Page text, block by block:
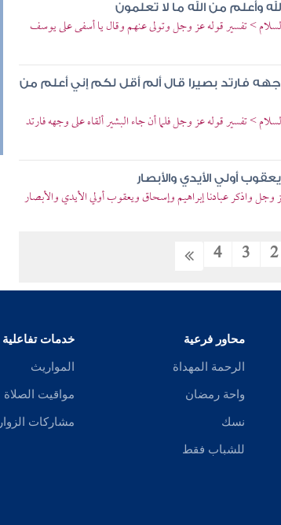
وأعلم من الله ما لا تعلمون
> تفسير قوله عز وجل وتولى عنهم وقال يا أسفى على يوسف
فارتد بصيرا قال ألم أقل لكم إني أعلم من
> تفسير قوله عز وجل فلما أن جاء البشير ألقاه على وجهه فارتد
أولي الأيدي والأبصار
واذكر عبادنا إبراهيم وإسحاق ويعقوب أولي الأيدي والأبصار
2
3
4
محاور فرعية
الرحمة المهداة
واحة رمضان
نسك
للشباب فقط
خدمات تفاعلية
المواريث
مواقيت الصلاة
مشاركات الزوار